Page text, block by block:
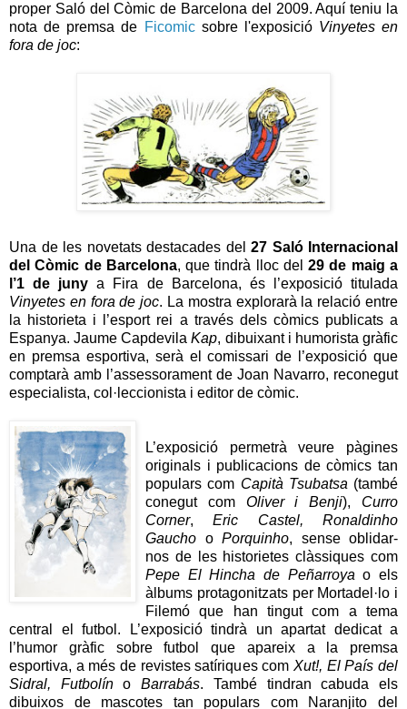
proper Saló del Còmic de Barcelona del 2009. Aquí teniu la
nota de premsa de Ficomicsobre l'exposició Vinyetes en
fora de joc:
Una de les novetats destacades del 27 Saló Internacional
del Còmic de Barcelona, que tindrà lloc del29 de maig a
l’1 de juny a Fira de Barcelona, és l’exposició titulada
Vinyetes en fora de joc. La mostra explorarà la relació entre
la historieta i l’esport rei a través dels còmics publicats a
Espanya. Jaume CapdevilaKap, dibuixant i humorista gràfic
en premsa esportiva, serà el comissari de l’exposició que
comptarà amb l’assessorament de Joan Navarro, reconegut
especialista, col·leccionista i editor de còmic.
L’exposició permetrà veure pàgines
originals i publicacions de còmics tan
populars com Capità Tsubatsa (també
conegut com Oliver i Benji), Curro
Corner,Eric Castel,
Ronaldinho
Gaucho o Porquinho, sense oblidar-
nos de les historietes clàssiques com
Pepe El Hincha de Peñarroya o els
àlbums protagonitzats per Mortadel·lo i
Filemó que han tingut com a tema
central el futbol. L’exposició tindrà un apartat dedicat a
l’humor gràfic sobre futbol que apareix a la premsa
esportiva, a més de revistes satíriques com Xut!, El País del
Sidral,
FutbolínoBarrabás. També tindran cabuda els
dibuixos de mascotes tan populars com Naranjito del